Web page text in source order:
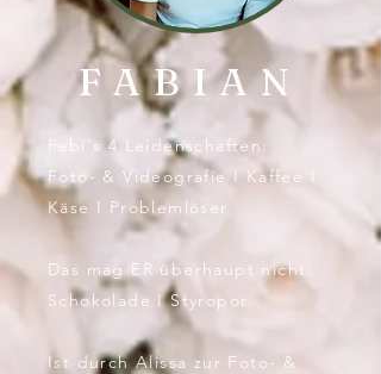
FABIAN
Fabi's 4 Leidenschaften:
Foto- & Videografie I Kaffee I
Käse I Problemlöser
Das mag ER überhaupt nicht:
Schokolade I Styropor
Ist durch Alissa zur Foto- &